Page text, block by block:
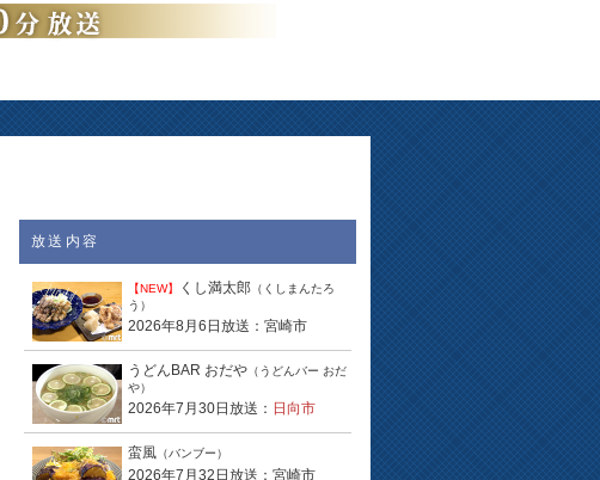
放送内容
【NEW】 くし満太郎 （くしまんたろ
う）
2026年8月6日放送：宮崎市
うどんBAR おだや （うどんバー おだ
や）
2026年7月30日放送： 日向市
蛮風 （バンブー）
2026年7月32日放送：宮崎市